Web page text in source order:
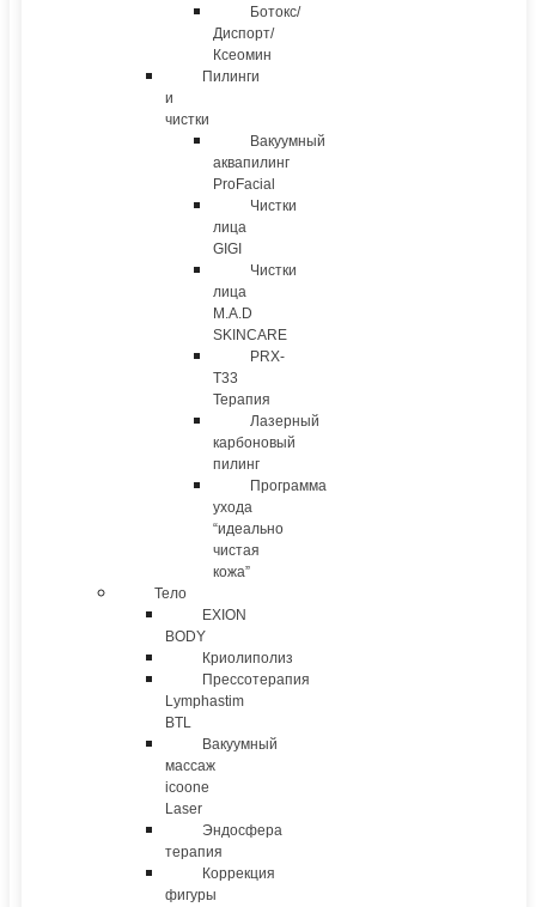
Ботокс/
Диспорт/
Ксеомин
Пилинги
и
чистки
Вакуумный
аквапилинг
ProFacial
Чистки
лица
GIGI
Чистки
лица
M.A.D
SKINCARE
PRX-
T33
Терапия
Лазерный
карбоновый
пилинг
Программа
ухода
“идеально
чистая
кожа”
Тело
EXION
BODY
Криолиполиз
Прессотерапия
Lymphastim
BTL
Вакуумный
массаж
icoone
Laser
Эндосфера
терапия
Коррекция
фигуры